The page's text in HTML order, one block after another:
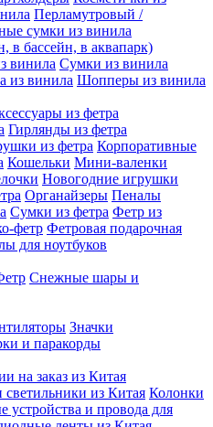
Перламутровый /
сумки из винила
в бассейн, в аквапарк)
винила Сумки из винила
из винила Шопперы из винила
из фетра
Гирлянды из фетра
из фетра Корпоративные
Кошельки Мини-валенки
Новогодние игрушки
Органайзеры Пеналы
Сумки из фетра Фетр из
фетр Фетровая подарочная
для ноутбуков
Снежные шары и
Значки
и паракорды
на заказ из Китая
из Китая Колонки
устройства и провода для